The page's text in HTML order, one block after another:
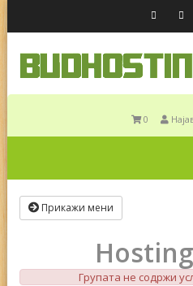
0
Прикажи мени
Групата не содржи